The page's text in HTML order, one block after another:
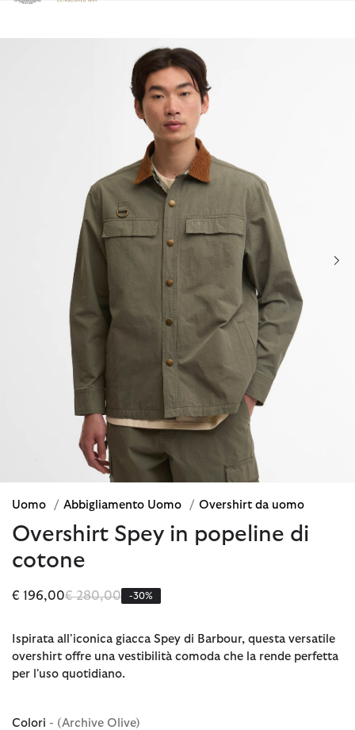
Clicca per visualizzare la nostra Dichiarazione di Accessibilità
Uomo / Abbigliamento Uomo / Overshirt da uomo
Overshirt Spey in popeline di
cotone
€ 196,00Prezzo ridotto da
€ 280,00a -30%
Ispirata all'iconica giacca Spey di Barbour, questa versatile
overshirt offre una vestibilità comoda che la rende perfetta
per l'uso quotidiano.
Colori - (Archive Olive)